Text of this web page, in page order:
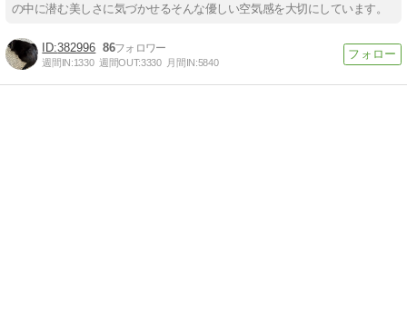
の中に潜む美しさに気づかせるそんな優しい空気感を大切にしています。
382996 86
週間IN:1330 週間OUT:3330 月間IN:5840